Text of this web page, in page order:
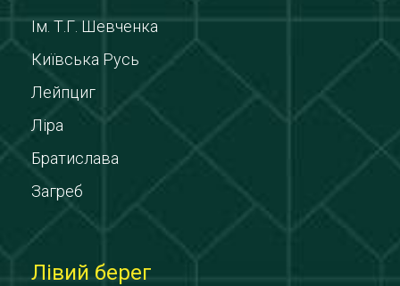
Ім. Т.Г. Шевченка
Київська Русь
Лейпциг
Ліра
Братислава
Загреб
Лівий берег